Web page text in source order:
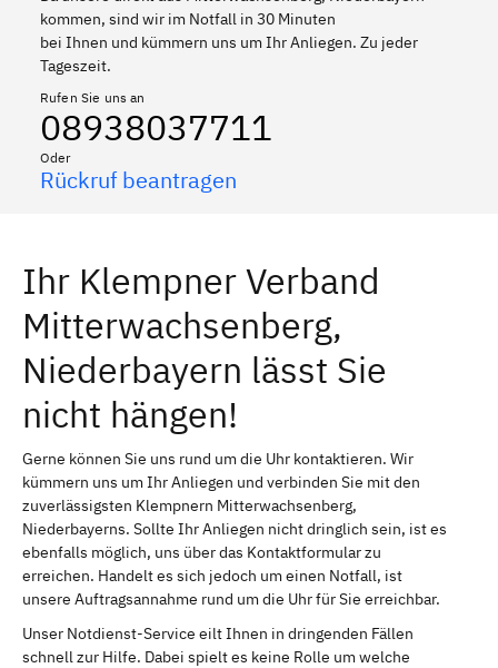
kommen, sind wir im Notfall in 30 Minuten
bei Ihnen und kümmern uns um Ihr Anliegen. Zu jeder
Tageszeit.
Rufen Sie uns an
08938037711
Oder
Rückruf beantragen
Ihr Klempner Verband
Mitterwachsenberg,
Niederbayern lässt Sie
nicht hängen!
Gerne können Sie uns rund um die Uhr kontaktieren. Wir
kümmern uns um Ihr Anliegen und verbinden Sie mit den
zuverlässigsten Klempnern Mitterwachsenberg,
Niederbayerns. Sollte Ihr Anliegen nicht dringlich sein, ist es
ebenfalls möglich, uns über das Kontaktformular zu
erreichen. Handelt es sich jedoch um einen Notfall, ist
unsere Auftragsannahme rund um die Uhr für Sie erreichbar.
Unser Notdienst-Service eilt Ihnen in dringenden Fällen
schnell zur Hilfe. Dabei spielt es keine Rolle um welche